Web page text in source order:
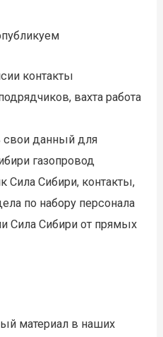
контакты
вахта работа
свои данный для
газопровод
Сила Сибири, контакты,
по набору персонала
Сила Сибири от прямых
материал в наших